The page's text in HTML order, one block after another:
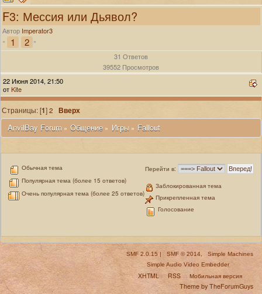
F3: Мессия или Дьявол?
Автор Imperator3
« 1 2 »
31 Ответов
39552 Просмотров
22 Июня 2014, 21:50
отKite
Страницы: [1]2 Вверх
AnvilBay Forum » Общение » Игры» Fallout
Перейти в:
Обычная тема
Популярная тема (более 15 ответов)
Очень популярная тема (более 25 ответов)
Заблокированная тема
Прикрепленная тема
Голосование
SMF 2.0.15 | SMF © 2014
Simple Machines
Simple Audio Video Embedder
XHTML RSS
Мобильная версия
Theme by TheForumGuys